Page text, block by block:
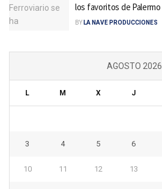
los favoritos de Palermo
BY LA NAVE PRODUCCIONES
AGOSTO 2026
L M X J
3 4 5 6
10 11 12 13